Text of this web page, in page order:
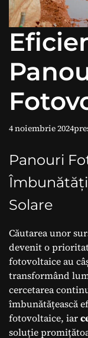
de
4 noiembrie 2024
Panouri
Solare
Căutarea unor
devenit o
fotovoltaice au
transformând
cercetarea
îmbunătățească
fotovoltaice, iar
soluție